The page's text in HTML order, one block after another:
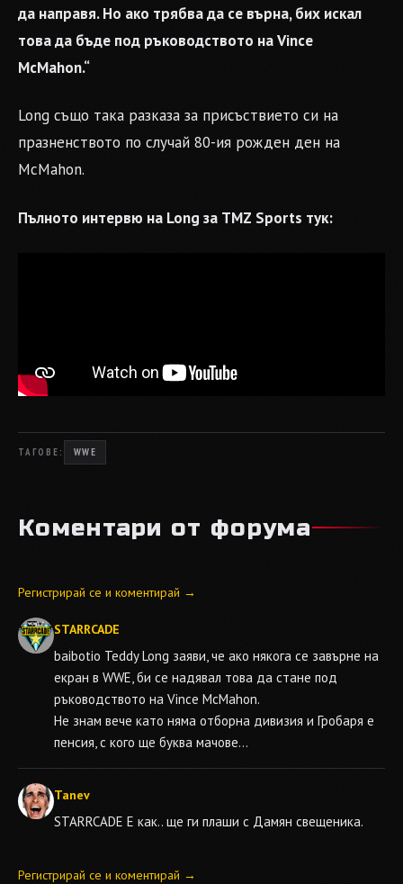
да направя. Но ако трябва да се върна, бих искал
това да бъде под ръководството на Vince
McMahon.“
Long също така разказа за присъствието си на
празненството по случай 80-ия рожден ден на
McMahon.
Пълното интервю на Long за TMZ Sports тук:
ТАГОВЕ: WWE
Коментари от форума
Регистрирай се и коментирай →
STARRCADE
baibotio Teddy Long заяви, че ако някога се завърне на
екран в WWE, би се надявал това да стане под
ръководството на Vince McMahon.
Не знам вече като няма отборна дивизия и Гробаря е
пенсия, с кого ще буква мачове...
Tanev
STARRCADE Е как.. ще ги плаши с Дамян свещеника.
Регистрирай се и коментирай →